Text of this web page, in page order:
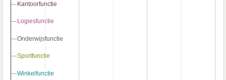
Kantoorfunctie
Kantoorfunctie
Logiesfunctie
Logiesfunctie
Onderwijsfunctie
Onderwijsfunctie
Sportfunctie
Sportfunctie
Winkelfunctie
Winkelfunctie